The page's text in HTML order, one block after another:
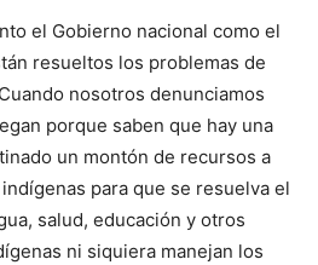
el Gobierno nacional como el
resueltos los problemas de
nosotros denunciamos
porque saben que hay una
un montón de recursos a
para que se resuelva el
salud, educación y otros
ni siquiera manejan los